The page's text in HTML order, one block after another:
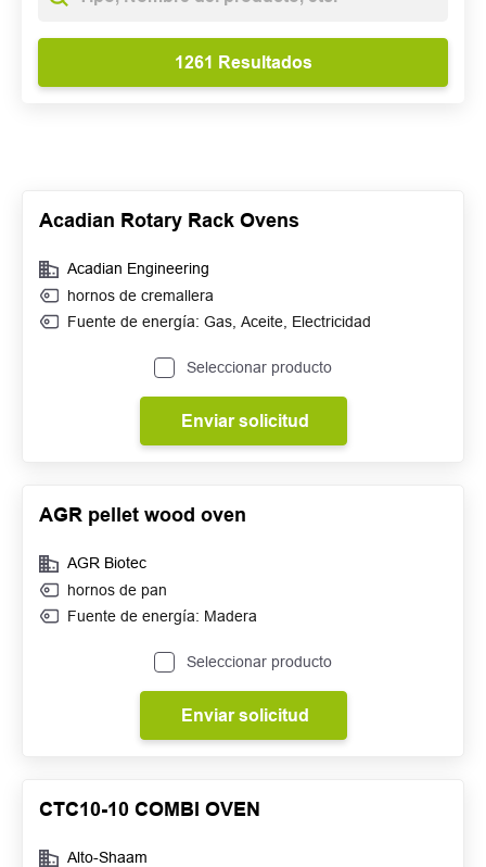
Acadian Rotary Rack Ovens
Acadian Engineering
hornos de cremallera
Fuente de energía: Gas Aceite Electricidad
Seleccionar producto
Enviar solicitud
AGR pellet wood oven
AGR Biotec
hornos de pan
Fuente de energía: Madera
Seleccionar producto
Enviar solicitud
CTC10-10 COMBI OVEN
Alto-Shaam